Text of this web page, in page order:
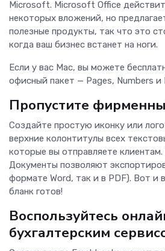
Microsoft. Microsoft Office
некоторых вложений, но
полезные продукты, так что это
когда ваш бизнес встанет на ноги.
Если у вас Mac, вы можете
офисный пакет — Pages, Numbers и
Пропустите
Создайте простую иконку или
верхние колонтитулы всех
которые вы отправляете клиентам.
Документы позволяют
формате Word, так и в PDF). Вот и
бланк готов!
Воспользуйтесь
бухгалтерским